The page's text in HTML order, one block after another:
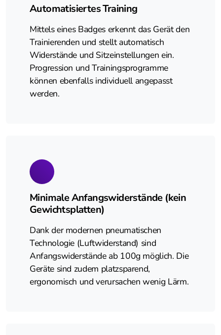
Automatisiertes Training
Mittels eines Badges erkennt das Gerät den
Trainierenden und stellt automatisch
Widerstände und Sitzeinstellungen ein.
Progression und Trainingsprogramme
können ebenfalls individuell angepasst
werden.
Minimale Anfangswiderstände (kein
Gewichtsplatten)
Dank der modernen pneumatischen
Technologie (Luftwiderstand) sind
Anfangswiderstände ab 100g möglich. Die
Geräte sind zudem platzsparend,
ergonomisch und verursachen wenig Lärm.